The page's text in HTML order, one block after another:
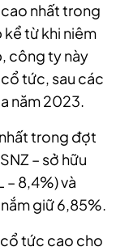
nhất trong
từ khi niêm
công ty này
tức, sau các
năm 2023.
trong đợt
– sở hữu
– 8,4%) và
giữ 6,85%.
cổ tức cao cho